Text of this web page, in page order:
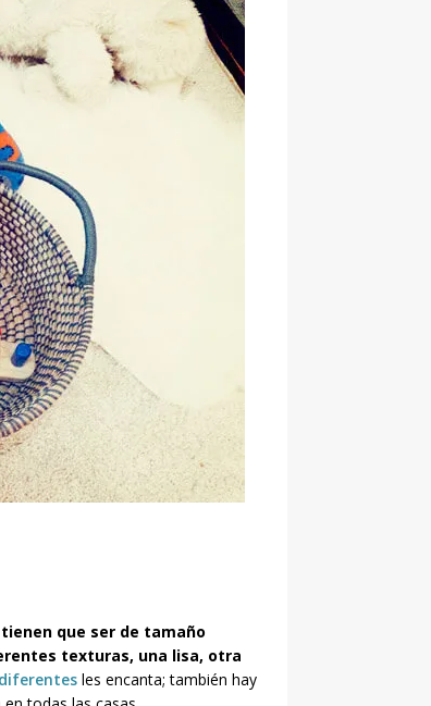
tienen que ser de tamaño
texturas, una lisa, otra
les encanta; también hay